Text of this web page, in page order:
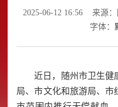
2025-06-12 16:56 来源
字体：
近日，随州市卫生健
局、市文化和旅游局、市